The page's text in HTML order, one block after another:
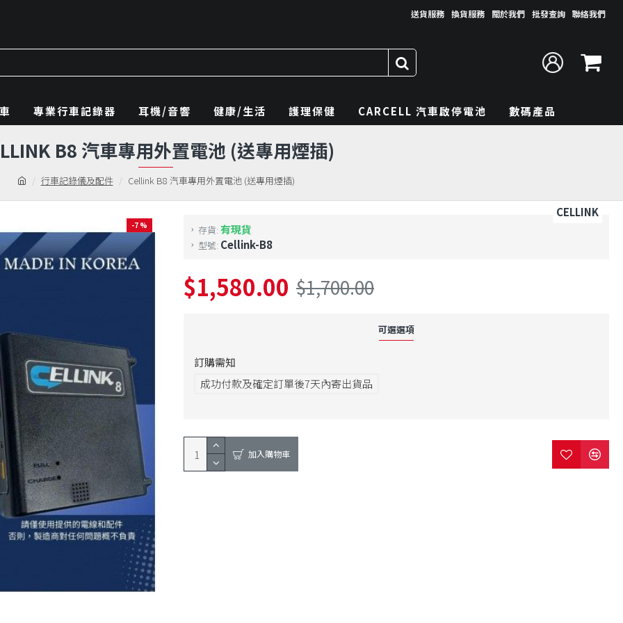
送貨服務 換貨服務 關於我們 批發查詢 聯絡我們
專業行車記錄器 耳機/音響 健康/生活 護理保健 CARCELL 汽車啟停電池 數碼產品
行車記錄儀及配件 Cellink B8 汽車專用外置電池 (送專用煙插)
B8 汽車專用外置電池 (送專用煙插)
-7 % 存貨: 有現貨
型號: Cellink-B8
CELLINK
$1,580.00 $1,700.00
可選選項
訂購需知
成功付款及確定訂單後7天內寄出貨品
加入購物車